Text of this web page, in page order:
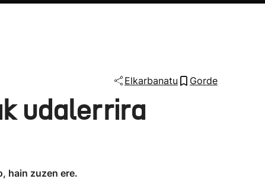
Elkarbanatu Gorde
udalerrira
hain zuzen ere.